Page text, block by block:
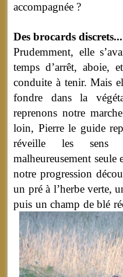
accompagnée ?
Des brocards discrets...
Prudemment, elle
temps d’arrêt, aboie,
conduite à tenir. Mais
fondre dans la
reprenons notre
loin, Pierre le guide
réveille les sens
malheureusement
notre progression
un pré à l’herbe verte,
puis un champ de blé